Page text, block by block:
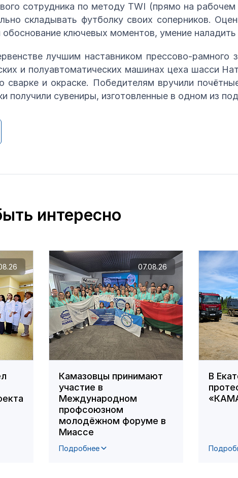
сотрудника по методу TWI (прямо на
складывать футболку своих соперников.
обоснование ключевых моментов, умение наладить
лучшим наставником прессово-рамного
и полуавтоматических машинах цеха шасси
сварке и окраске. Победителям вручили
получили сувениры, изготовленные в одном из
интересно
Камазовцы принимают
участие в
Международном
профсоюзном
молодёжном форуме в
Миассе
Подробнее
07.08.26
В